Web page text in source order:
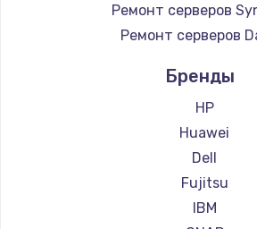
Замена жесткого
Заказать
Чистка от пыли
1330 руб.
Заказать
Ремонт серверов
Ремонт серверов
Бренды
HP
Huawei
Dell
Fujitsu
IBM